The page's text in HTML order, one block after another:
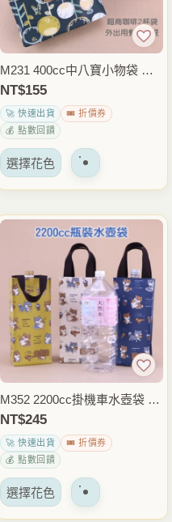
在
產
頁
上
擇
M231 400cc中八寶小物袋 迷
你水壺袋 咖啡飲料杯袋 兒童
水瓶袋 外出上學隨身收納包
雨朵防水包
NT$155
🚀 快速出貨
🎟️ 折價券
💰 點數回饋
選擇花色 該
有
多
種
變
體。
可
以
在
上
擇
M352 2200cc掛機車水壺袋 大
容量四方水瓶袋 棉繩手提水壺
提袋 保溫瓶袋 外送通勤外出
包
NT$245
🚀 快速出貨
🎟️ 折價券
💰 點數回饋
選擇花色 該